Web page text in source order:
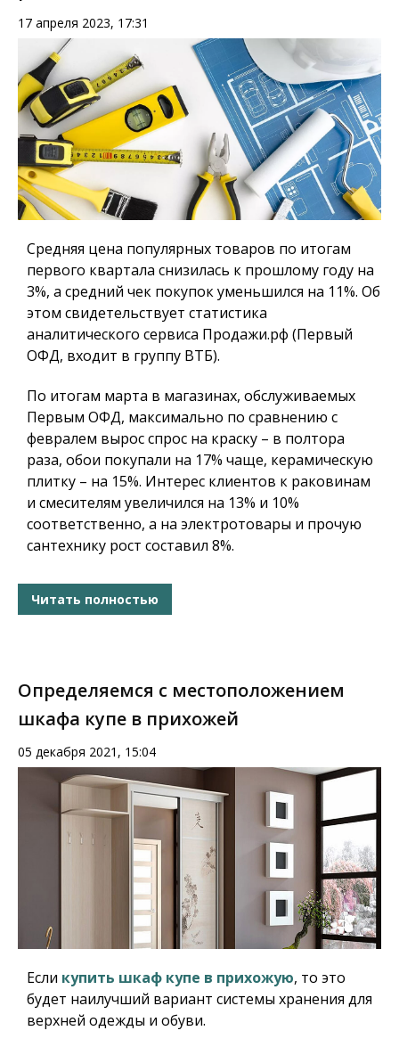
17 апреля 2023, 17:31
Средняя цена популярных товаров по итогам
первого квартала снизилась к прошлому году на
3%, а средний чек покупок уменьшился на 11%. Об
этом свидетельствует статистика
аналитического сервиса Продажи.рф (Первый
ОФД, входит в группу ВТБ).
По итогам марта в магазинах, обслуживаемых
Первым ОФД, максимально по сравнению с
февралем вырос спрос на краску – в полтора
раза, обои покупали на 17% чаще, керамическую
плитку – на 15%. Интерес клиентов к раковинам
и смесителям увеличился на 13% и 10%
соответственно, а на электротовары и прочую
сантехнику рост составил 8%.
Читать полностью
Определяемся с местоположением
шкафа купе в прихожей
05 декабря 2021, 15:04
Если купить шкаф купе в прихожую, то это
будет наилучший вариант системы хранения для
верхней одежды и обуви.